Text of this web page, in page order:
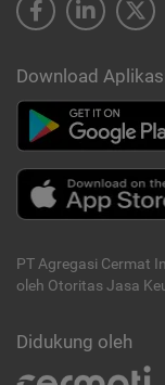
Download
PT Agregasi Cermat
oleh Otoritas Jasa
Didukung oleh